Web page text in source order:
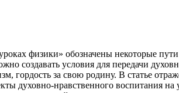
физики» обозначены некоторые
создавать условия для передачи
гордость за свою родину. В статье
духовно-нравственного воспитания